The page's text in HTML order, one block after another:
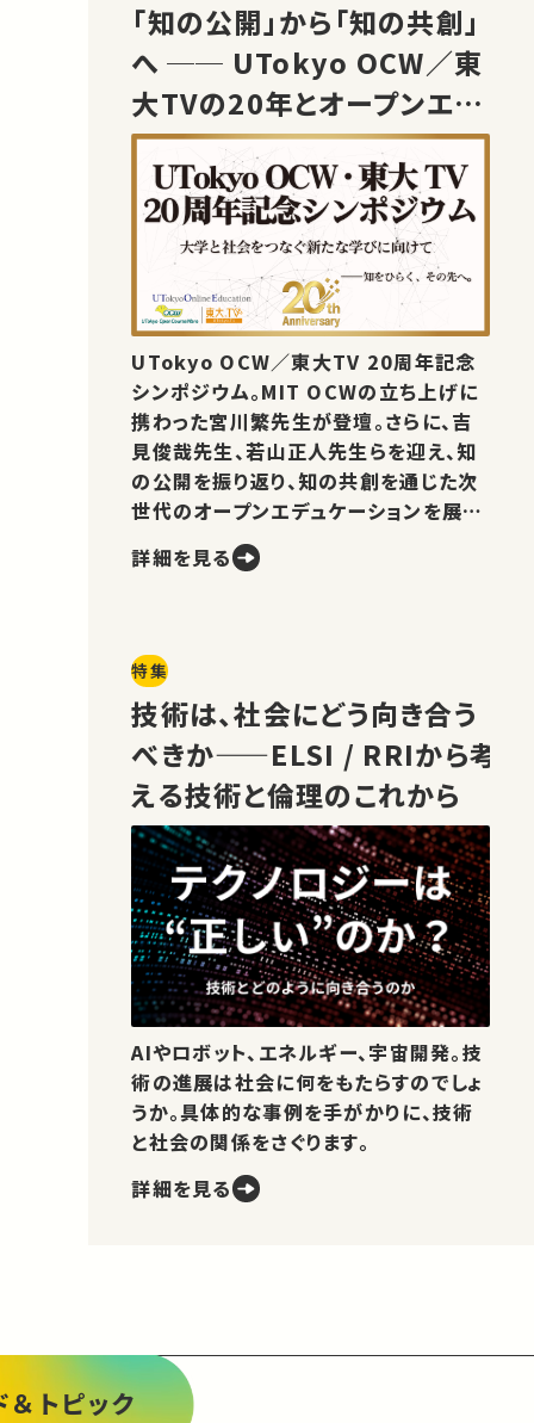
「知の公開」から「知の共創」
へ ── UTokyo OCW／東
大TVの20年とオープンエデ
ュケーションの未来
UTokyo OCW／東大TV 20周年記念
シンポジウム。MIT OCWの立ち上げに
携わった宮川繁先生が登壇。さらに、吉
見俊哉先生、若山正人先生らを迎え、知
の公開を振り返り、知の共創を通じた次
世代のオープンエデュケーションを展望
詳細を見る
特集
技術は、社会にどう向き合う
べきか——ELSI / RRIから考
える技術と倫理のこれから
AIやロボット、エネルギー、宇宙開発。技
術の進展は社会に何をもたらすのでしょ
うか。具体的な事例を手がかりに、技術
と社会の関係をさぐります。
詳細を見る
＆トピック